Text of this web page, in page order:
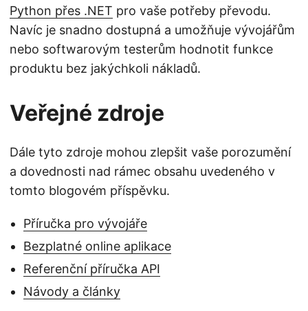
Python přes .NET pro vaše potřeby převodu.
Navíc je snadno dostupná a umožňuje vývojářům
nebo softwarovým testerům hodnotit funkce
produktu bez jakýchkoli nákladů.
Veřejné zdroje
Dále tyto zdroje mohou zlepšit vaše porozumění
a dovednosti nad rámec obsahu uvedeného v
tomto blogovém příspěvku.
Příručka pro vývojáře
Bezplatné online aplikace
Referenční příručka API
Návody a články